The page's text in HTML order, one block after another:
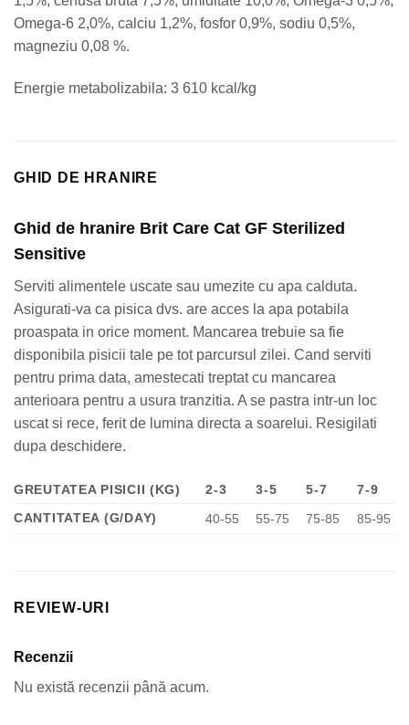
Omega-6 2,0%, calciu 1,2%, fosfor 0,9%, sodiu 0,5%,
magneziu 0,08 %.
Energie metabolizabila: 3 610 kcal/kg
GHID DE HRANIRE
Ghid de hranire Brit Care Cat GF Sterilized
Sensitive
Serviti alimentele uscate sau umezite cu apa calduta.
Asigurati-va ca pisica dvs. are acces la apa potabila
proaspata in orice moment. Mancarea trebuie sa fie
disponibila pisicii tale pe tot parcursul zilei. Cand serviti
pentru prima data, amestecati treptat cu mancarea
anterioara pentru a usura tranzitia. A se pastra intr-un loc
uscat si rece, ferit de lumina directa a soarelui. Resigilati
dupa deschidere.
GREUTATEA PISICII (KG) 2-3 3-5 5-7
7-9
CANTITATEA (G/DAY)
40-55 55-75 75-85 85-95
REVIEW-URI
Recenzii
Nu există recenzii până acum.